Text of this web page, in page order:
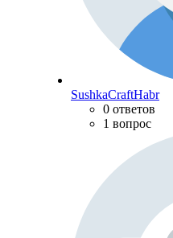
SushkaCraftHabr
0 ответов
1 вопрос